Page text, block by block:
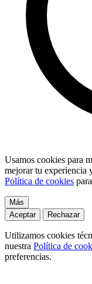
Usamos cookies para
mejorar tu experiencia
Política de cookies
Más
Aceptar
Rechazar
Utilizamos cookies
nuestra Política de
preferencias.